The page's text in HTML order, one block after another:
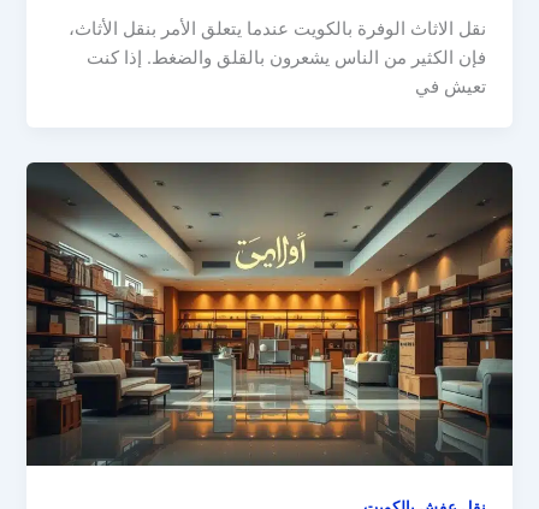
نقل الاثاث الوفرة بالكويت عندما يتعلق الأمر بنقل الأثاث،
فإن الكثير من الناس يشعرون بالقلق والضغط. إذا كنت
تعيش في